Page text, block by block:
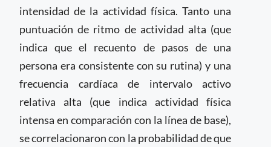
intensidad de la actividad física. Tanto una
puntuación de ritmo de actividad alta (que
indica que el recuento de pasos de una
persona era consistente con su rutina) y una
frecuencia cardíaca de intervalo activo
relativa alta (que indica actividad física
intensa en comparación con la línea de base),
se correlacionaron con la probabilidad de que